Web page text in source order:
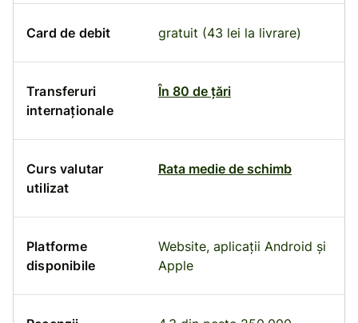
Card de debit gratuit (43 lei la livrare)
Transferuri
internaționale
În 80 de țări
Curs valutar
utilizat
Rata medie de schimb
Platforme
disponibile
Website, aplicații Android și
Apple